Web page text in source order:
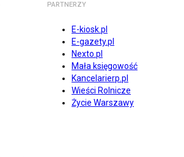
PARTNERZY
E-kiosk.pl
E-gazety.pl
Nexto.pl
Mała księgowość
Kancelarierp.pl
Wieści Rolnicze
Życie Warszawy